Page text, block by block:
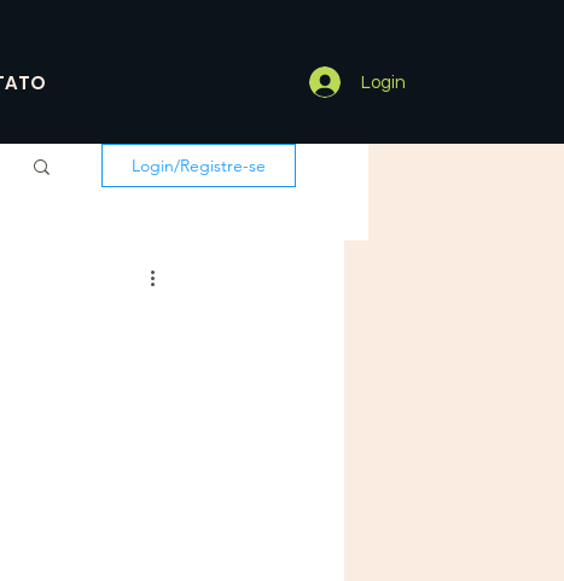
Login
Login/Registre-se